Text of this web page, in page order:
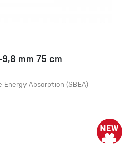
9,8 mm 75 cm
Absorption (SBEA)